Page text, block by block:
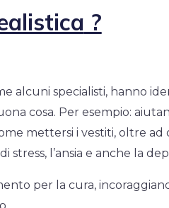
?
alcuni specialisti, hanno
cosa. Per esempio:
mettersi i vestiti, oltre ad
l’ansia e anche la
per la cura,